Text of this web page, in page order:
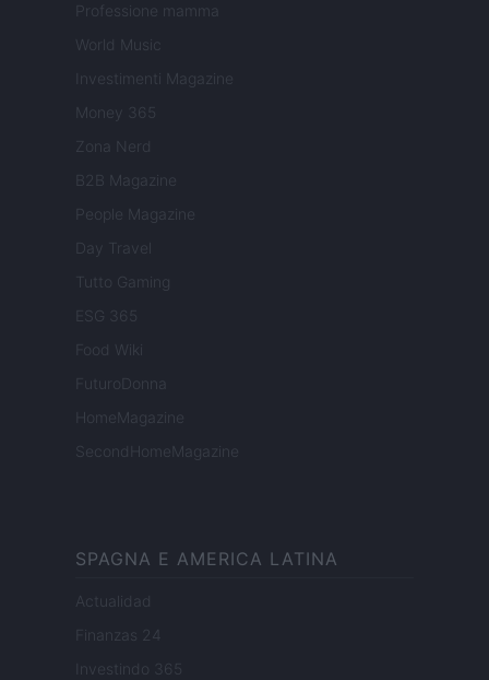
Professione mamma
World Music
Investimenti Magazine
Money 365
Zona Nerd
B2B Magazine
People Magazine
Day Travel
Tutto Gaming
ESG 365
Food Wiki
FuturoDonna
HomeMagazine
SecondHomeMagazine
SPAGNA E AMERICA LATINA
Actualidad
Finanzas 24
Investindo 365